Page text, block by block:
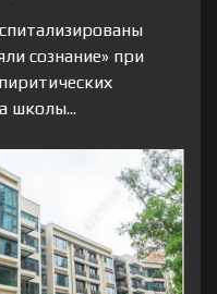
сознание» при
школы...